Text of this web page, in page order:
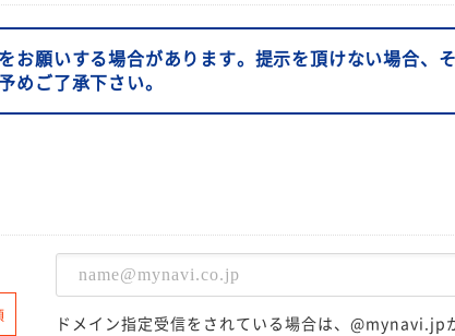
お願いする場合があります。提示を頂けない場合、
めご了承下さい。
ドメイン指定受信をされている場合は、@mynavi.jp